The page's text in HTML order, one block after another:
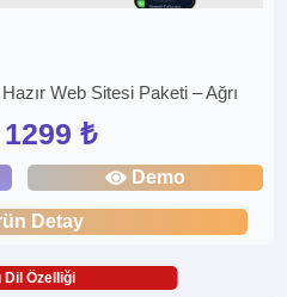
Web Sitesi Paketi – Ağrı
1299 ₺
Demo
Detay
Dil Özelliği